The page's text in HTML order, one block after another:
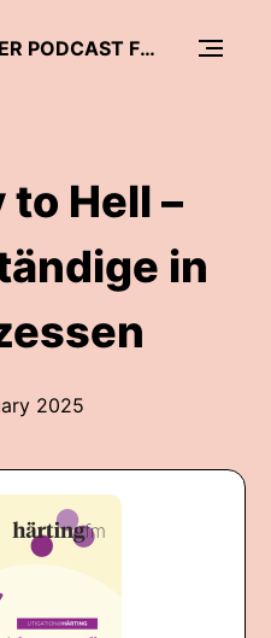
HÄRTING.FM - DER PODCAST FÜR RECHT, TECHNOLOGIE UND MEDIEN
Hell –
in
2025